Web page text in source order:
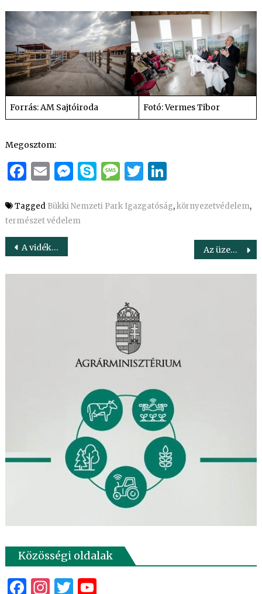
Forrás: AM Sajtóiroda Fotó: Vermes Tibor
Megosztom:
Facebook
Email
Messenger
Skype
Message
Twitter
LinkedIn
Tagged Bükki Nemzeti Park Igazgatóság,környezetvédelem,
természet védelem
Bejegyzés
navigáció
A vidék megmaradásának záloga az agrárium versenyképessége Az üzemanyagárstop a biztonságos élelmiszer-ellátást is garantálja
Közösségi oldalak
Facebook
Instagram
Twitter
YouTube